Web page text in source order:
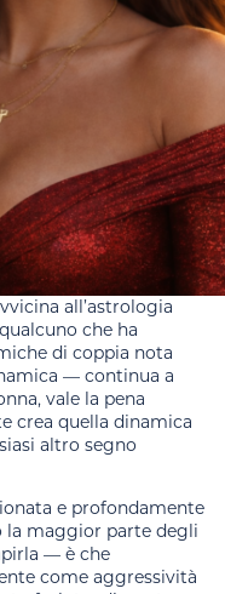
all’astrologia
che ha
di coppia nota
— continua a
vale la pena
crea quella dinamica
altro segno
e profondamente
la maggior parte degli
— è che
come aggressività